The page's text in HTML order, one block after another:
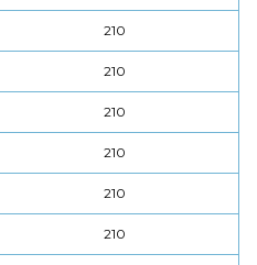
210
210
210
210
210
210